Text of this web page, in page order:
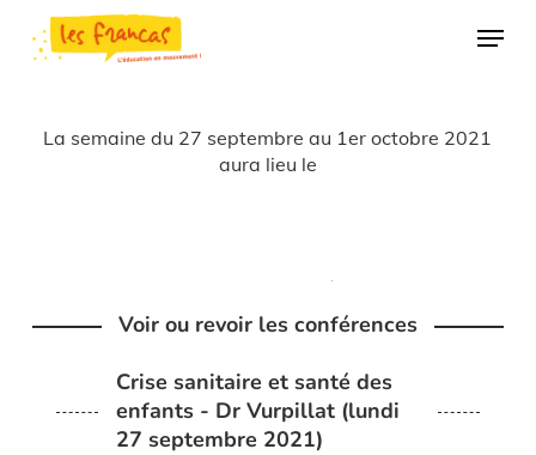
Panneau de gestion des cookies
main
Menu
La semaine du 27 septembre au 1er octobre 2021
aura lieu le
Voir ou revoir les conférences
Crise sanitaire et santé des
enfants - Dr Vurpillat (lundi
27 septembre 2021)